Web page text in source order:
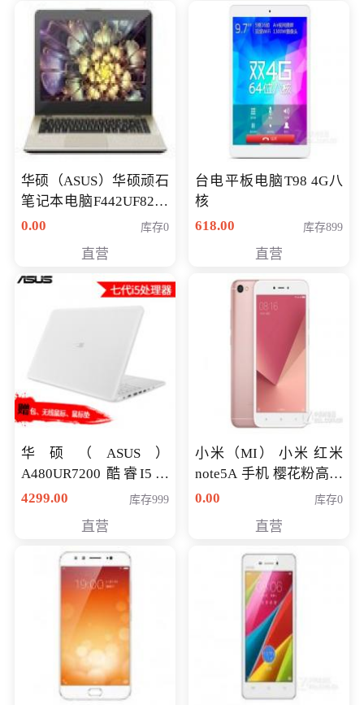
华硕（ASUS）华硕顽石
笔记本电脑F442UF8250
八代独显轻薄办公商务
0.00 库存0
直营
台电平板电脑T98 4G八
核
618.00
库存899
直营
华硕（ASUS）
A480UR7200 酷睿I5超
薄学生办公游戏独显笔
NV930-2G独
4299.00 库存999
直营
小米（MI） 小米 红米
note5A 手机 樱花粉高配
版 全网通(3G+32G)
0.00 库存0
直营